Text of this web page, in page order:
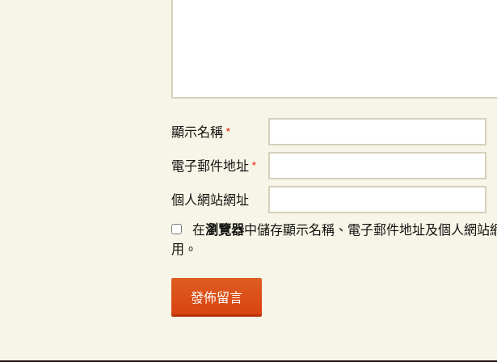
顯示名稱 *
電子郵件地址 *
個人網站網址
在瀏覽器中儲存顯示名稱、電子郵件地址及個人網站
用。